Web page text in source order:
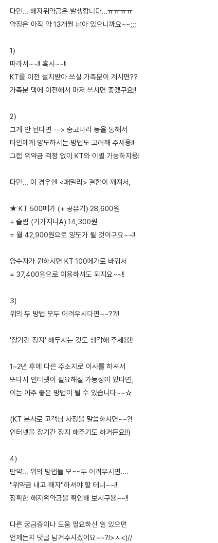
다만... 해지위약금은 발생합니다...ㅠㅠㅠㅠ
약정은 아직 약 13개월 남아 있으니까요~~;;;
1)
따라서~~!! 혹시~~!!
KT를 이전 설치받아 쓰실 가족분이 계시면??
가족분 댁에 이전해서 마저 쓰시면 좋겠구요!!
2)
그게 안 된다면 --> 중고나라 등을 통해서
타인에게 양도하시는 방법도 고려해 주세용!!
그럼 위약금 걱정 없이 KT와 이별 가능하지용!
다만... 이 경우엔 <패밀리> 결합이 깨져서,
★ KT 500메가 (+ 공유기) 28,600원
+ 슬림 (기가지니A) 14,300원
= 월 42,900원으로 양도가 될 것이구요~~!!
양수자가 원하시면 KT 100메가로 바꿔서
= 37,400원으로 이용하셔도 되지요~~!!
3)
위의 두 방법 모두 어려우시다면~~??!!
'장기간 정지' 해두시는 것도 생각해 주세용!!
1~2년 후에 다른 주소지로 이사를 하셔서
또다시 인터넷이 필요해질 가능성이 있다면,
이는 아주 좋은 방법이 될 수 있습니다~~☆
(KT 본사로 고객님 사정을 말씀하시면~~?!
인터넷을 장기간 정지 해주기도 하거든요!!)
4)
만약... 위의 방법들 모~~두 어려우시면....
"위약금 내고 해지"하셔야 할 테니~~!!
정확한 해지위약금을 확인해 보시구용~~!!
다른 궁금증이나 도움 필요하신 일 있으면
언제든지 댓글 남겨주시겠어요~~?!>ㅅ<)//